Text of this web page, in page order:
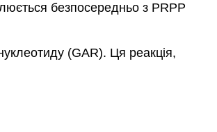
безпосередньо з PRPP
(GAR). Ця реакція,